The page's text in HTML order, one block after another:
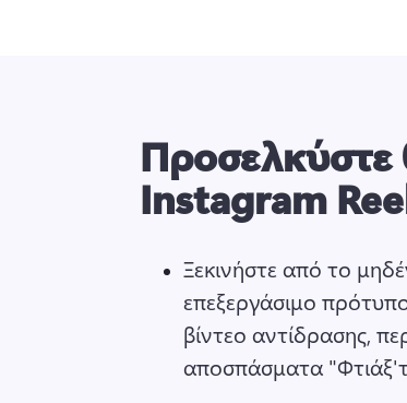
Προσελκύστε
Instagram
Ξεκινήστε από το
επεξεργάσιμο
βίντεο αντίδρασης,
αποσπάσματα